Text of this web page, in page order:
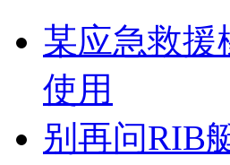
某应急救援
使用
别再问RIB